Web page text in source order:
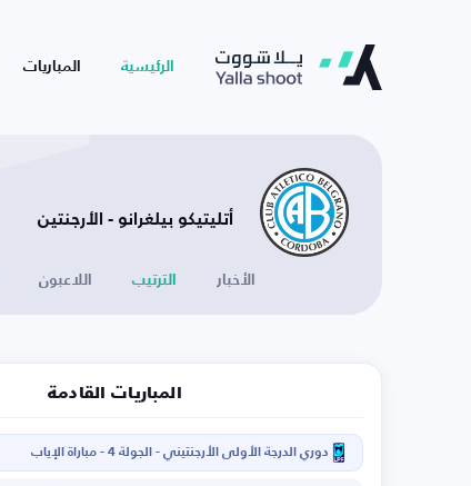
الرئيسية المباريات
أتليتيكو بيلغرانو - الأرجنتين
الأخبار الترتيب اللاعبون
المباريات القادمة
دوري الدرجة الأولى الأرجنتيني - الجولة 4 - مباراة الإياب